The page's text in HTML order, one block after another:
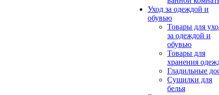
Уход за одеждой и
обувью
Товары для
за одеждой и
обувью
Товары для
хранения
Гладильные
Сушилки для
белья